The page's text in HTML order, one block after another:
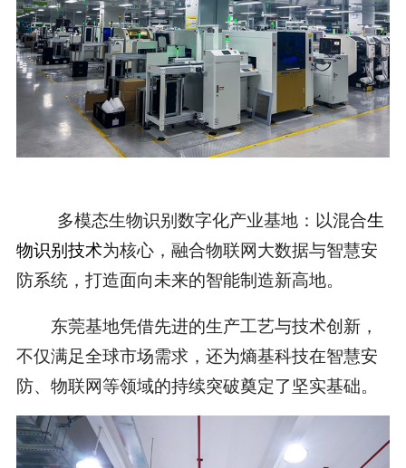
多模态生物识别数字化产业基地：以混合生
物识别技术为核心，融合物联网大数据与智慧安
防系统，打造面向未来的智能制造新高地。
东莞基地凭借先进的生产工艺与技术创新，
不仅满足全球市场需求，还为熵基科技在智慧安
防、物联网等领域的持续突破奠定了坚实基础。